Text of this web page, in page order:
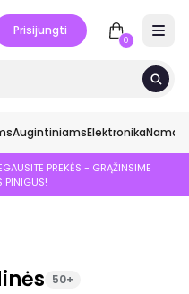
Prisijungti
0
AugintiniamsElektronikaNamai
PREKĖS - GRĄŽINSIME
PINIGUS!
50+